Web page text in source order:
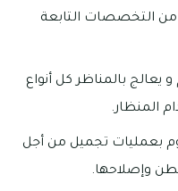
من التخصصات التابعة
يعالج بالمناظر كل أنواع
المنظار.
بعمليات تجميل من أجل
وإصلاحها.